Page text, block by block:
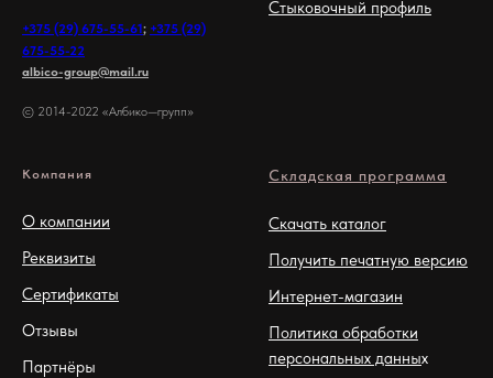
+375 (29) 675-55-61; +375 (29)
675-55-22
albico-group@mail.ru
© 2014-2022 «Албико—групп»
Стыковочный профиль
Компания
О компании
Реквизиты
Сертификаты
Отзывы
Партнёры
Складская программа
Скачать каталог
Получить печатную версию
Интернет-магазин
Политика обработки
персональных данных